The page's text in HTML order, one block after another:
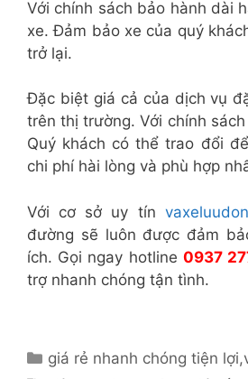
Với chính sách bảo hành dài
xe. Đảm bảo xe của quý
trở lại.
Đặc biệt giá cả của dịch vụ
trên thị trường. Với chính
Quý khách có thể trao đổi
chi phí hài lòng và phù hợp
Với cơ sở uy tín
đường sẽ luôn được đảm
ích. Gọi ngay hotline 0937
trợ nhanh chóng tận tình.
Danh
giá rẻ nhanh chóng tiện lợi,